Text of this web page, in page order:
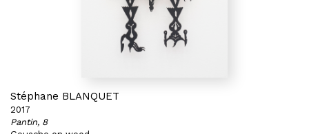
Stéphane BLANQUET
2017
Pantin, 8